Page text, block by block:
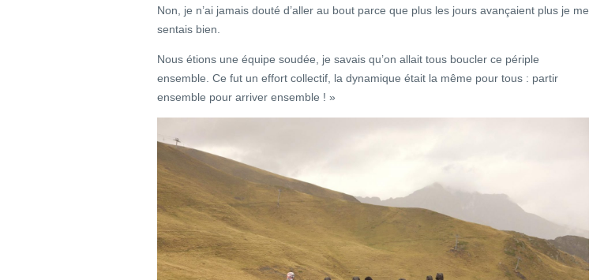
Non, je n’ai jamais douté d’aller au bout parce que plus les jours avançaient plus je me
sentais bien.
Nous étions une équipe soudée, je savais qu’on allait tous boucler ce périple
ensemble. Ce fut un effort collectif, la dynamique était la même pour tous : partir
ensemble pour arriver ensemble ! »